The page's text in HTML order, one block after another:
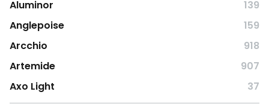
Aluminor
139
Anglepoise
159
Arcchio
918
Artemide
907
Axo Light
37